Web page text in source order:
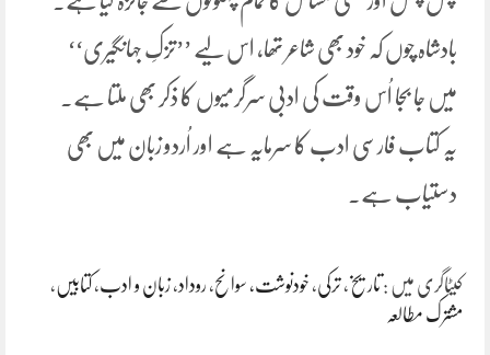
بادشاہ چوں کہ خود بھی شاعر تھا، اس لیے ’’تزکِ جہانگیری‘‘
میں جا بجا اُس وقت کی ادبی سرگرمیوں کا ذکر بھی ملتا ہے.
یہ کتاب فارسی ادب کا سرمایہ ہے اور اُردو زبان میں بھی
دستیاب ہے.
کیٹاگری میں : تاریخ ،ترکی، خودنوشت، سوانح، روداد،زبان و ادب،کتابیں ،
مشترک مطالعہ